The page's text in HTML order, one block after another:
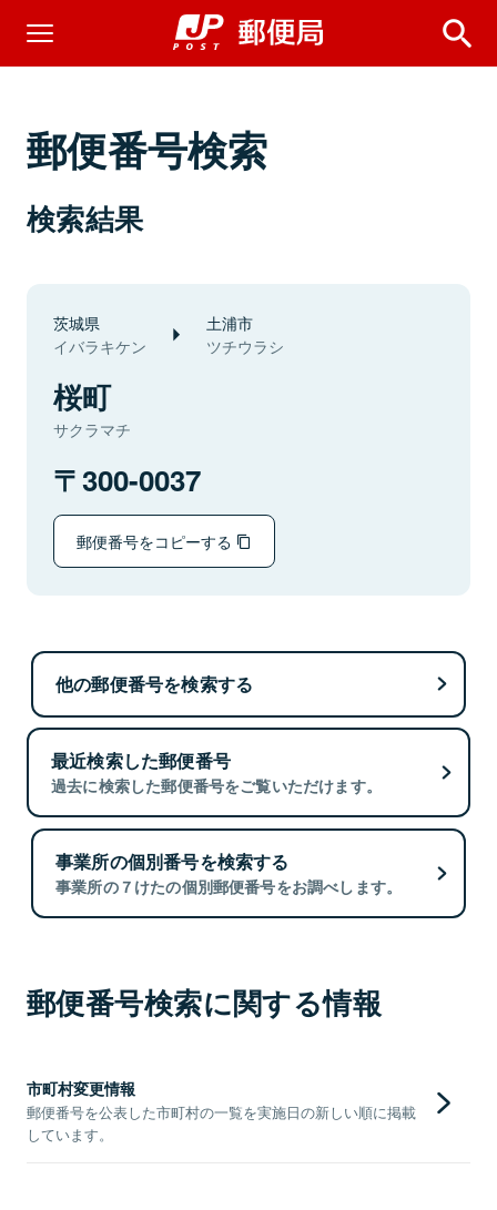
郵便番号検索
検索結果
茨城県
イバラキケン
土浦市
ツチウラシ
桜町
サクラマチ
300-0037
郵便番号をコピーする
他の郵便番号を検索する
最近検索した郵便番号
過去に検索した郵便番号をご覧いただけます。
事業所の個別番号を検索する
事業所の７けたの個別郵便番号をお調べします。
郵便番号検索に関する情報
市町村変更情報
郵便番号を公表した市町村の一覧を実施日の新しい順に掲載
しています。